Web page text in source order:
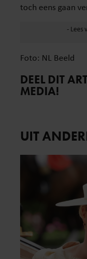
toch eens gaan
Foto: NL Beeld
DEEL DIT
MEDIA!
UIT